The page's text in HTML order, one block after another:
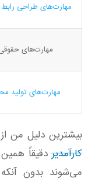
مهارت‌های طراحی رابط
مهارت‌های
مهارت‌های تولید
بیشترین دلیل من
کارآمدیردقیقاً همین
می‌شوند بدون آنکه